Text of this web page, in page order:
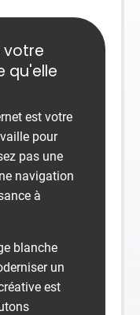
votre
qu'elle
est votre
pour
pas une
navigation
à
blanche
un
est